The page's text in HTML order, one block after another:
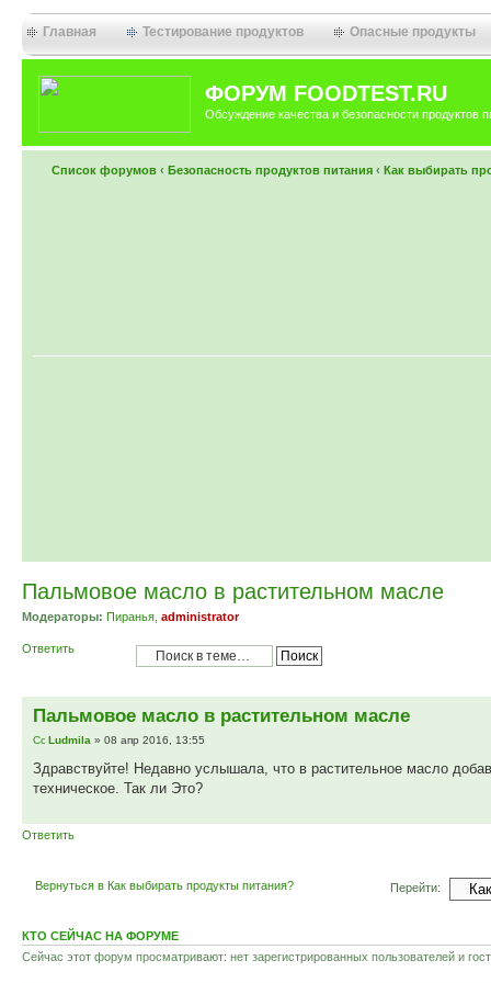
Главная Тестирование продуктов Опасные продукты
ФОРУМ FOODTEST.RU
Обсуждение качества и безопасности продуктов
Список форумов ‹ Безопасность продуктов питания ‹ Как выбирать
Пальмовое масло в растительном масле
Модераторы: Пиранья administrator
Ответить
Пальмовое масло в растительном масле
Ludmila » 08 апр 2016, 13:55
Здравствуйте! Недавно услышала, что в растительное масло
техническое. Так ли Это?
Ответить
Вернуться в Как выбирать продукты питания? Перейти:
КТО СЕЙЧАС НА ФОРУМЕ
Сейчас этот форум просматривают: нет зарегистрированных пользователей и